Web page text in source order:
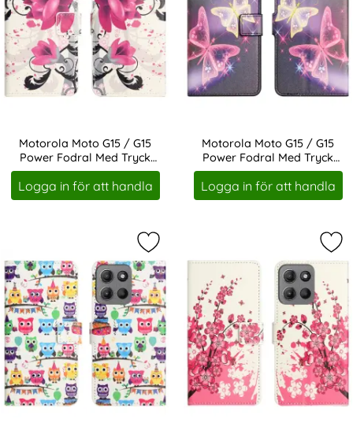
Motorola Moto G15 / G15
Power Fodral Med Tryck
Lotus Blomma
Art. nr 245088
Logga in för att handla
Motorola Moto G15 / G15
Power Fodral Med Tryck
Fjärilar
Art. nr 245089
Logga in för att handla
Markera motorola Moto G15 /